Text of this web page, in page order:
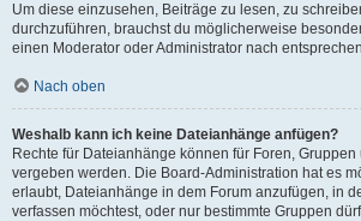
Um diese einzusehen, Beiträge zu lesen, zu
durchzuführen, brauchst du möglicherweise
einen Moderator oder Administrator nach
Nach oben
Weshalb kann ich keine Dateianhänge anfügen?
Rechte für Dateianhänge können für Foren,
vergeben werden. Die Board-Administration hat es
erlaubt, Dateianhänge in dem Forum anzufügen, in
verfassen möchtest, oder nur bestimmte Gruppen